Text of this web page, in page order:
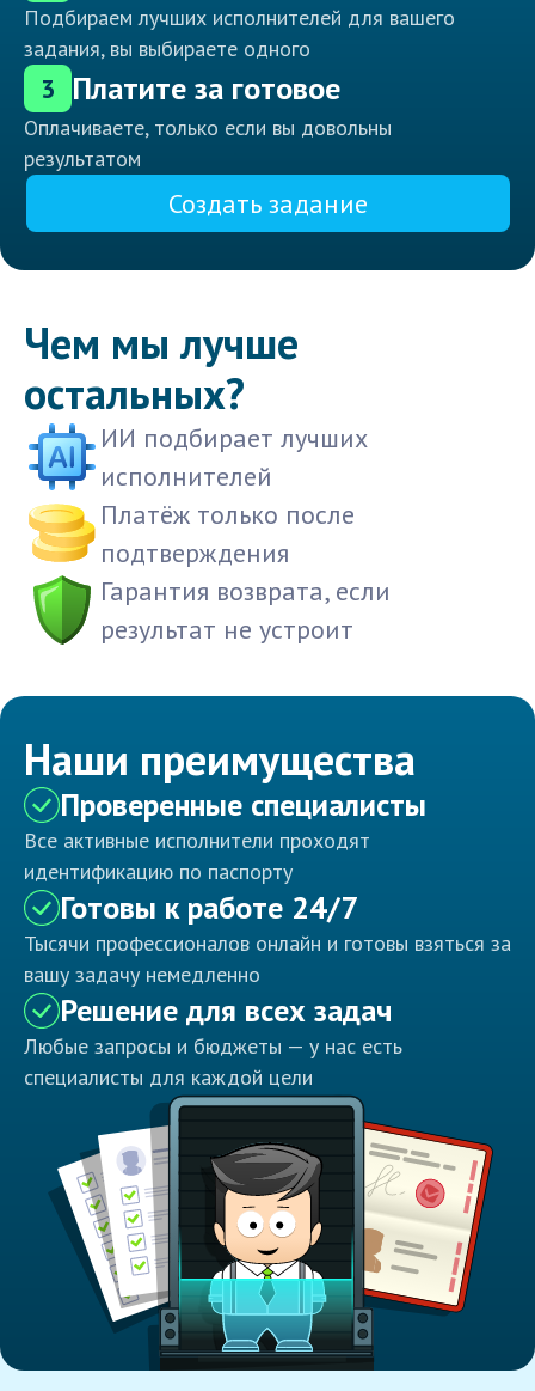
Подбираем лучших исполнителей для вашего
задания, вы выбираете одного
3 Платите за готовое
Оплачиваете, только если вы довольны
результатом
Создать задание
Чем мы лучше
остальных?
ИИ подбирает лучших
исполнителей
Платёж только после
подтверждения
Гарантия возврата, если
результат не устроит
Наши преимущества
Проверенные специалисты
Все активные исполнители проходят
идентификацию по паспорту
Готовы к работе 24/7
Тысячи профессионалов онлайн и готовы взяться за
вашу задачу немедленно
Решение для всех задач
Любые запросы и бюджеты — у нас есть
специалисты для каждой цели